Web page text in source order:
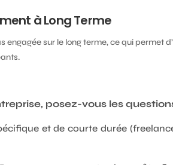
à Long Terme
engagée sur le long terme, ce qui
posez-vous les
et de courte durée